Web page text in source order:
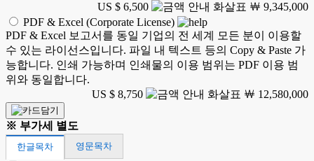
US $ 6,500
￦ 9,345,000
PDF & Excel (Corporate License)
PDF & Excel 보고서를 동일 기업의 전 세계 모든 분이 이용할
수 있는 라이선스입니다. 파일 내 텍스트 등의 Copy & Paste 가
능합니다. 인쇄 가능하며 인쇄물의 이용 범위는 PDF 이용 범
위와 동일합니다.
US $ 8,750
￦ 12,580,000
※ 부가세 별도
한글목차
영문목차